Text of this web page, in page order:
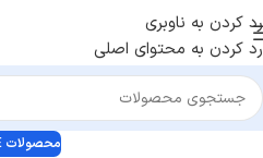
رد کردن به ناوبری
رد کردن به محتوای اصلی
محصولات HPE